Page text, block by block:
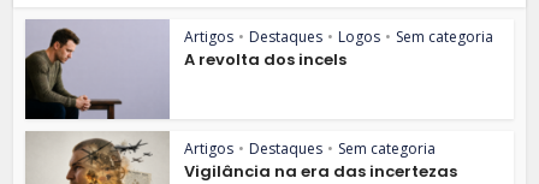
Artigos • Destaques • Logos • Sem categoria
A revolta dos incels
Artigos • Destaques • Sem categoria
Vigilância na era das incertezas